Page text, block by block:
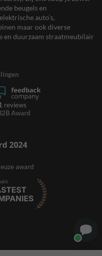
beugels en
auto’s,
maar ook diverse
duurzaam straatmeubilair
reviews
Award
award